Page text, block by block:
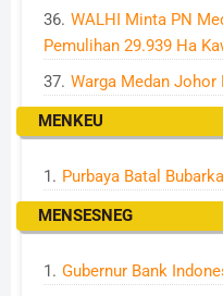
WALHI Minta PN
Pemulihan 29.939 Ha
Warga Medan Johor
MENKEU
Purbaya Batal
MENSESNEG
Gubernur Bank